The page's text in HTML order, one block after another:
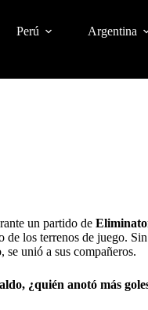
Perú Argentina
un partido de
los terrenos de juego.
unió a sus compañeros.
¿quién anotó más